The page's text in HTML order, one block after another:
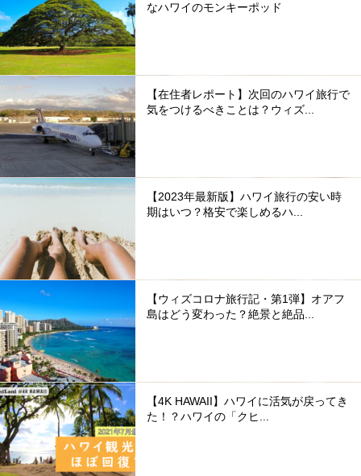
なハワイのモンキーポッド
【在住者レポート】次回のハワイ旅行で
気をつけるべきことは？ウィズ...
【2023年最新版】ハワイ旅行の安い時
期はいつ？格安で楽しめるハ...
【ウィズコロナ旅行記・第1弾】オアフ
島はどう変わった？絶景と絶品...
【4K HAWAII】ハワイに活気が戻ってき
た！？ハワイの「クヒ...